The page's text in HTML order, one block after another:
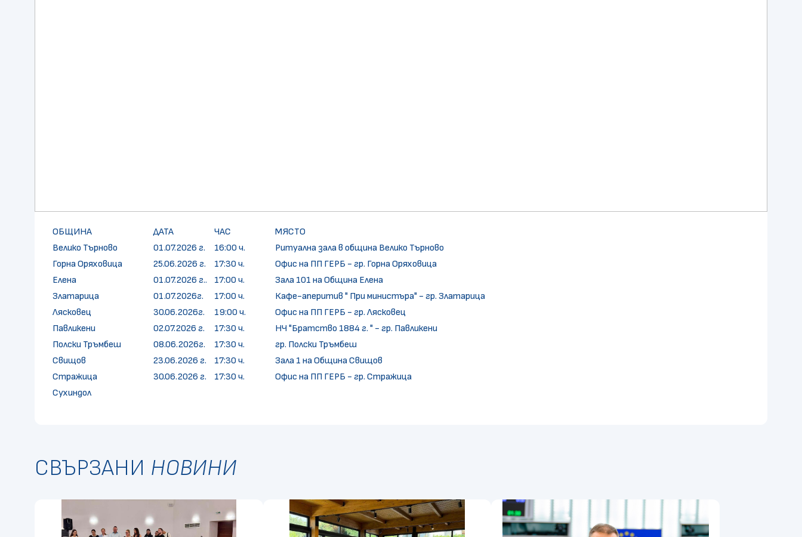
ОБЩИНА ДАТА ЧАС
МЯСТО
Велико Търново
01.07.2026 г. 16:00 ч.
Ритуална зала в община Велико Търново
Горна Оряховица
25.06.2026 г. 17:30 ч.
Офис на ПП ГЕРБ - гр. Горна Оряховица
Елена
01.07.2026 г.. 17:00 ч.
Зала 101 на Община Елена
Златарица
01.07.2026г. 17:00 ч.
Кафе-аперитив " При министъра" - гр. Златарица
Лясковец
30.06.2026г. 19:00 ч.
Офис на ПП ГЕРБ - гр. Лясковец
Павликени
02.07.2026 г. 17:30 ч.
НЧ "Братство 1884 г. " - гр. Павликени
Полски Тръмбеш
08.06.2026г. 17:30 ч.
гр. Полски Тръмбеш
Свищов
23.06.2026 г. 17:30 ч.
Зала 1 на Община Свищов
Стражица
30.06.2026 г. 17:30 ч.
Офис на ПП ГЕРБ - гр. Стражица
Сухиндол
СВЪРЗАНИ НОВИНИ